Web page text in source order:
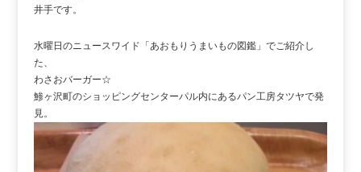
井手です。
水曜日のニュースワイド「あおもりうまいもの図鑑」でご紹介し
た、
わさおバーガー☆
鯵ヶ沢町のショッピングセンターパル内にあるパン工房タツヤで発
見。